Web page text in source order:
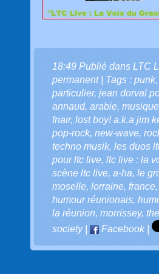
18:49 Publié dans LTC
permanent| Tags : punk
particulier, jean dorval
annaud, arabie,
fnair, lost boy! a.k.a jim
pop-rock, new-wave,
techno musik, les duos
pour ltc live, ltc live : la
scène ltc live, a-ha, le
moselle, lorraine, france
humour réunionais,
la réunion, morrissey,
society| Facebook|